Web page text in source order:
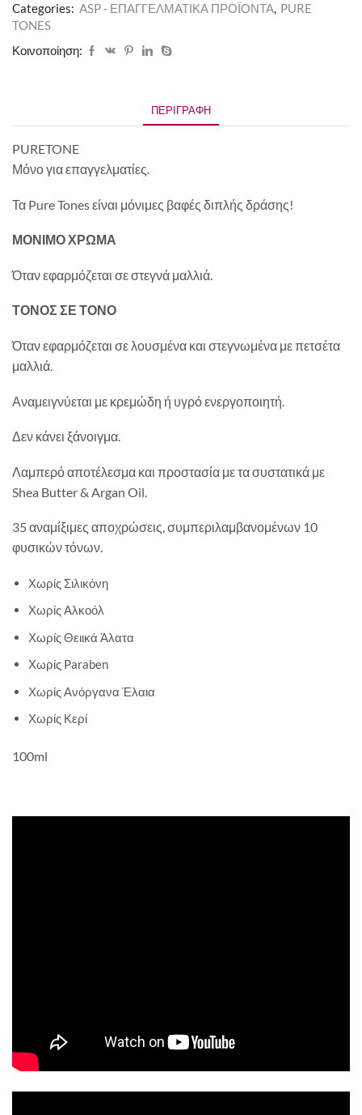
Categories: ASP - ΕΠΑΓΓΕΛΜΑΤΙΚΑ ΠΡΟΪΟΝΤΑ, PURE
TONES
Κοινοποίηση:
ΠΕΡΙΓΡΑΦΉ
PURETONE
Μόνο για επαγγελματίες.
Τα Pure Tones είναι μόνιμες βαφές διπλής δράσης!
ΜΟΝΙΜΟ ΧΡΩΜΑ
Όταν εφαρμόζεται σε στεγνά μαλλιά.
ΤΟΝΟΣ ΣΕ ΤΟΝΟ
Όταν εφαρμόζεται σε λουσμένα και στεγνωμένα με πετσέτα
μαλλιά.
Αναμειγνύεται με κρεμώδη ή υγρό ενεργοποιητή.
Δεν κάνει ξάνοιγμα.
Λαμπερό αποτέλεσμα και προστασία με τα συστατικά με
Shea Butter & Argan Oil.
35 αναμίξιμες αποχρώσεις, συμπεριλαμβανομένων 10
φυσικών τόνων.
Χωρίς Σιλικόνη
Χωρίς Αλκοόλ
Χωρίς Θειικά Άλατα
Χωρίς Paraben
Χωρίς Ανόργανα Έλαια
Χωρίς Κερί
100ml